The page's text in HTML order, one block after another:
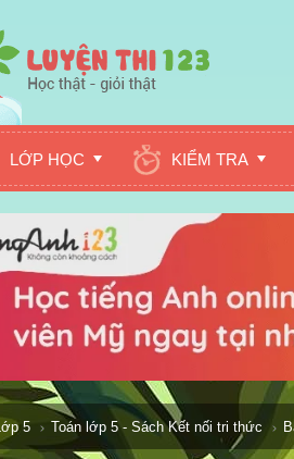
LỚP HỌC KIỂM TRA
Lớp 5 Toán lớp 5 - Sách Kết nối tri thức